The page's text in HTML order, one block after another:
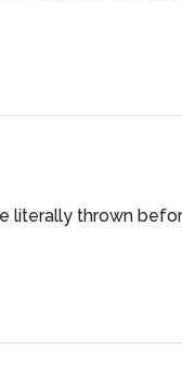
literally thrown